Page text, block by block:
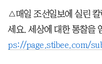
△매일 조선일보에 실린
세요. 세상에 대한 통찰을
ps://page.stibee.com/